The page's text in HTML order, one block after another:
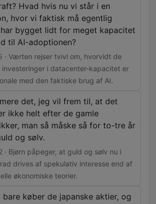
Hvad hvis nu vi står i en
hvor vi faktisk må egentlig
bygget lidt for meget kapacitet
til AI-adoptionen?
· Værten rejser tvivl om, hvorvidt de
investeringer i datacenter-kapacitet er
med den faktiske brug af AI.
det, jeg vil frem til, at det
ikke helt efter de gamle
man så måske så for to-tre år
og sølv.
· Bjørn påpeger, at guld og sølv nu i
drives af spekulativ interesse end af
økonomiske teorier.
bare køber de japanske aktier, og